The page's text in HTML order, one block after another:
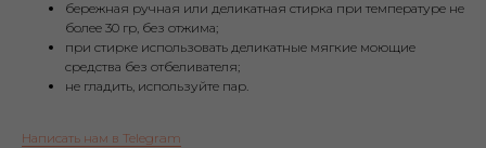
бережная ручная или деликатная стирка при температуре не
более 30 гр, без отжима;
при стирке использовать деликатные мягкие моющие
средства без отбеливателя;
не гладить, используйте пар.
Написать нам в Telegram